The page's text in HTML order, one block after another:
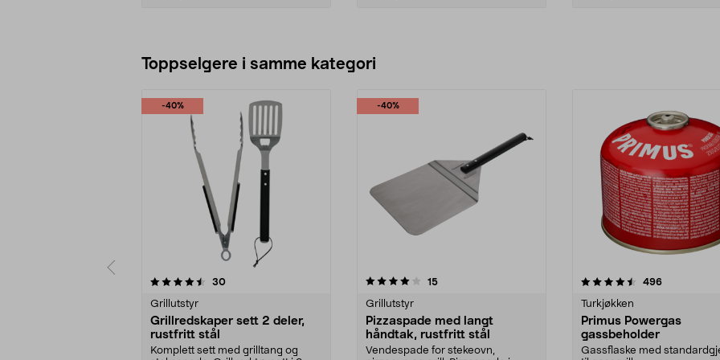
Toppselgere i samme kategori
-40%
30anmeldelser
Grillutstyr
Grillredskaper sett 2 deler,
rustfritt stål
Komplett sett med grilltang og
-40%
4.0 av 5 stjerner 15anmeldelser
Grillutstyr
Pizzaspade med langt
håndtak, rustfritt stål
Vendespade for stekeovn,
4.5 av 5 stjerner 496anmeldelser
Turkjøkken
Primus Powergas
gassbeholder
Gassflaske med
4.5 av 5 stjerner